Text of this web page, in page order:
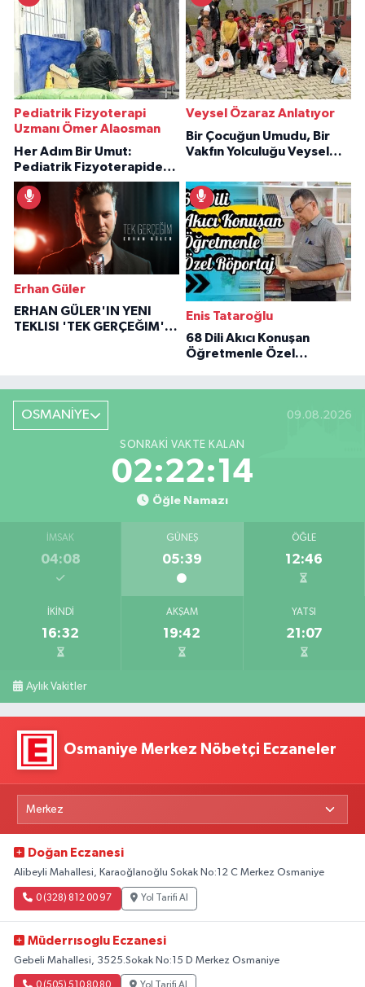
Pediatrik Fizyoterapi
Uzmanı Ömer Alaosman
Her Adım Bir Umut:
Pediatrik Fizyoterapiden
İlham Veren Hikâyeler
Veysel Özaraz Anlatıyor
Bir Çocuğun Umudu, Bir
Vakfın Yolculuğu Veysel
Erhan Güler
ERHAN GÜLER'IN YENI
TEKLISI 'TEK GERÇEĞIM'LE
Enis Tataroğlu
68 Dili Akıcı Konuşan
Öğretmenle Özel
OSMANİYE 09.08.2026
SONRAKI VAKTE KALAN
02:22:12
Öğle Namazı
İMSAK
04:08
GÜNEŞ
05:39
ÖĞLE
12:46
İKINDI
16:32
AKŞAM
19:42
YATSI
21:07
Aylık Vakitler
Osmaniye Merkez Nöbetçi Eczaneler
Doğan Eczanesi
Alibeyli Mahallesi, Karaoğlanoğlu Sokak No:12 C Merkez Osmaniye
0 (328) 812 00 97 Yol Tarifi Al
Müderrısoglu Eczanesi
Gebeli Mahallesi, 3525.Sokak No:15 D Merkez Osmaniye